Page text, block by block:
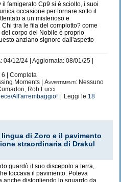
del vostro Cavaliere
fra le mie pagine :3
famigerato Cp9 si è sciolto, i suoi
occasione per tornare sotto il
a un misterioso e
tira le fila del complotto? come
corpo del Nobile è proprio
anziano signore dall'aspetto
04/12/24 | Aggiornata: 08/01/25 |
6 | Completa
Moments | Avvertimenti: Nessuno
Rob Lucci
All'arrembaggio! | Leggi le 18
di Zoro e il pavimento
straordinaria di Drakul
guardò il suo discepolo a terra,
toccava il pavimento. Poteva
anche distogliendo lo sguardo da